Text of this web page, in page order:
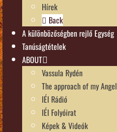
Hírek
Back
A különbözőségben rejlő Egység
Tanúságtételek
ABOUT
Vassula Rydén
The approach of my Angel
IÉI Rádió
IÉI Folyóirat
Képek & Videók